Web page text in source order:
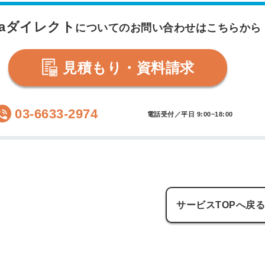
ダイレクト についてのお問い合わせはこちらから
見積もり・資料請求
03-6633-2974 電話受付／平日 9:00~18:00
サービスTOPへ戻る